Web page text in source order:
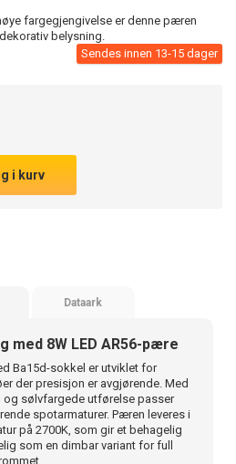
fargegjengivelse er denne pæren
belysning.
Sendes innen 13-15 dager
i kurv
Dataark
med 8W LED AR56-pære
Ba15d-sokkel er utviklet for
der presisjon er avgjørende. Med
og sølvfargede utførelse passer
spotarmaturer. Pæren leveres i
på 2700K, som gir et behagelig
som en dimbar variant for full